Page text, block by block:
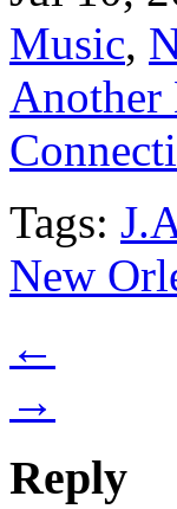
Music,
Another
Tags:
New
←
→
Reply